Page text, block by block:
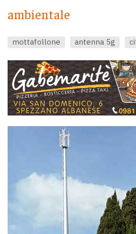
ambientale
mottafollone antenna 5g